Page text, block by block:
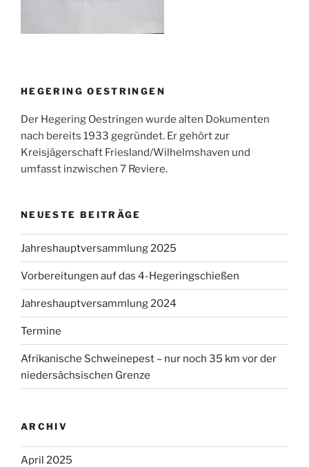
HEGERING OESTRINGEN
Der Hegering Oestringen wurde alten Dokumenten
nach bereits 1933 gegründet. Er gehört zur
Kreisjägerschaft Friesland/Wilhelmshaven und
umfasst inzwischen 7 Reviere.
NEUESTE BEITRÄGE
Jahreshauptversammlung 2025
Vorbereitungen auf das 4-Hegeringschießen
Jahreshauptversammlung 2024
Termine
Afrikanische Schweinepest – nur noch 35 km vor der
niedersächsischen Grenze
ARCHIV
April 2025